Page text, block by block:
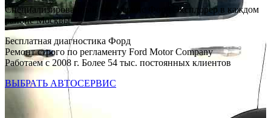
Специализированный автосервис Форд Эксплорер в каждом
районе Москвы
Бесплатная диагностика Форд
Ремонт строго по регламенту Ford Motor Company
Работаем с 2008 г. Более 54 тыс. постоянных клиентов
ВЫБРАТЬ АВТОСЕРВИС